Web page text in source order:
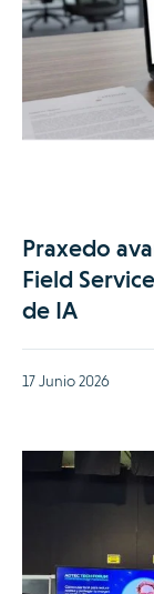
Praxedo
Field
de IA
17 Junio 2026